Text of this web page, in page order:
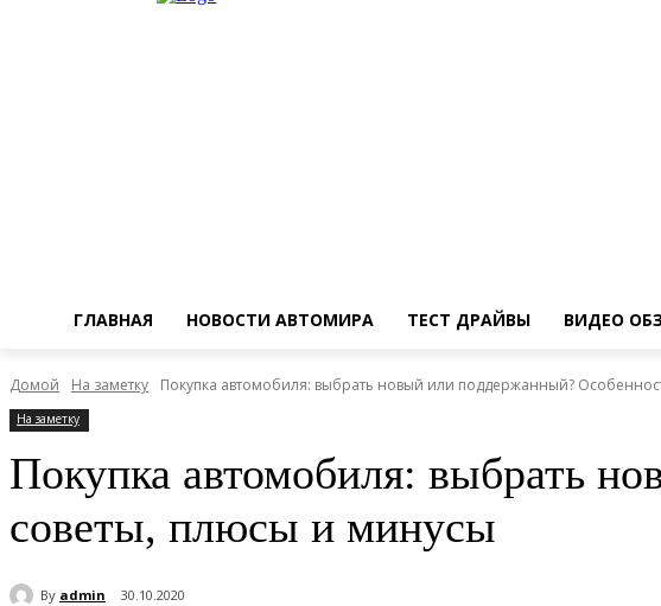
ГЛАВНАЯ НОВОСТИ АВТОМИРА ТЕСТ ДРАЙВЫ ВИДЕО
Домой На заметку Покупка автомобиля: выбрать новый или поддержанный?
На заметку
Покупка автомобиля: выбрать
советы, плюсы и минусы
By admin 30.10.2020